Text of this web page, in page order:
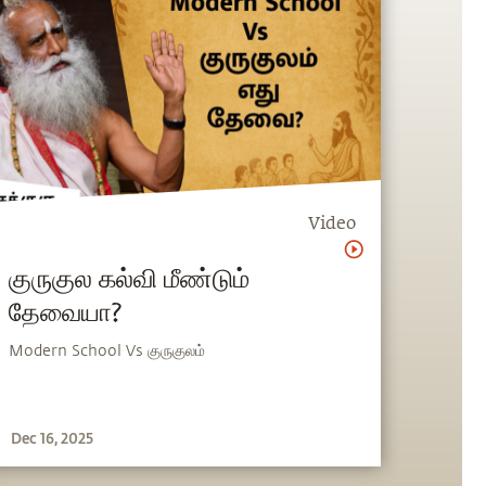
Video
குருகுல கல்வி மீண்டும்
தேவையா?
Modern School Vs குருகுலம்
Dec 16, 2025